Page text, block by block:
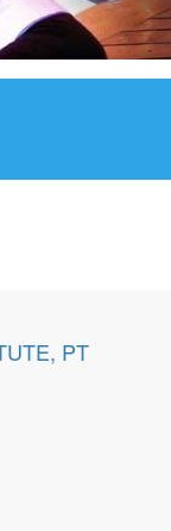
PT